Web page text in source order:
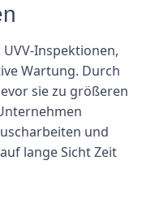
Inspektionen,
Wartung. Durch
sie zu größeren
und
lange Sicht Zeit